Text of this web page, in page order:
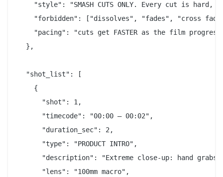
"style": "SMASH CUTS ONLY. Every cut is hard,
"forbidden": ["dissolves", "fades", "cross
"pacing": "cuts get FASTER as the film
  },
  "shot_list": [
    {
      "shot": 1,
      "timecode": "00:00 — 00:02",
      "duration_sec": 2,
      "type": "PRODUCT INTRO",
"description": "Extreme close-up: hand
      "lens": "100mm macro",